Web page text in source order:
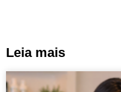
Leia mais